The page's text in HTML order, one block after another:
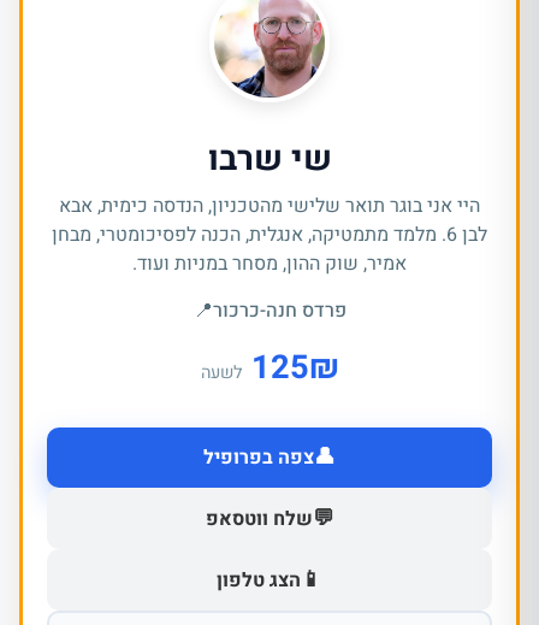
שי שרבו
היי אני בוגר תואר שלישי מהטכניון, הנדסה כימית, אבא
לבן 6. מלמד מתמטיקה, אנגלית, הכנה לפסיכומטרי, מבחן
אמיר, שוק ההון, מסחר במניות ועוד.
פרדס חנה-כרכור📍
₪
125 לשעה
👤צפה בפרופיל
💬שלח ווטסאפ
📱 הצג טלפון